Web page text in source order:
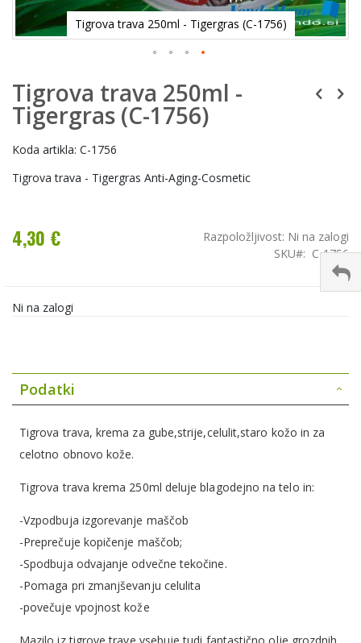
Tigrova trava 250ml - Tigergras (C-1756)
Tigrova trava 250ml -
Tigergras (C-1756)
Koda artikla: C-1756
Tigrova trava - Tigergras Anti-Aging-Cosmetic
4,30 € Razpoložljivost: Ni na zalogi
SKU
C-1756
Ni na zalogi
Podatki
Tigrova trava, krema za gube,strije,celulit,staro kožo in za
celotno obnovo kože.
Tigrova trava krema 250ml deluje blagodejno na telo in:
-Vzpodbuja izgorevanje maščob
-Preprečuje kopičenje maščob;
-Spodbuja odvajanje odvečne tekočine.
-Pomaga pri zmanjševanju celulita
-povečuje vpojnost kože